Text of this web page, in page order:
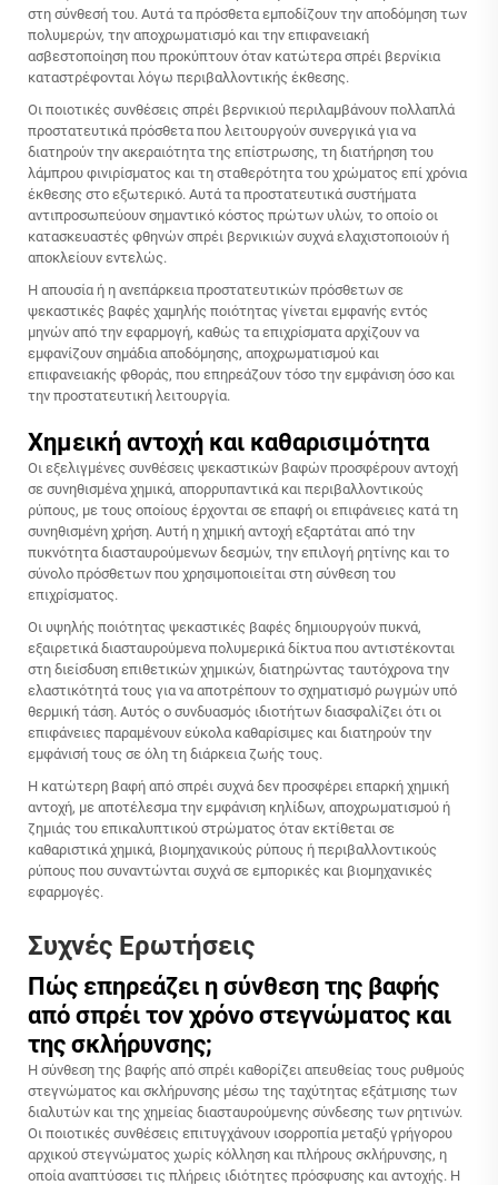
στη σύνθεσή του. Αυτά τα πρόσθετα εμποδίζουν την αποδόμηση των
πολυμερών, την αποχρωματισμό και την επιφανειακή
ασβεστοποίηση που προκύπτουν όταν κατώτερα σπρέι βερνίκια
καταστρέφονται λόγω περιβαλλοντικής έκθεσης.
Οι ποιοτικές συνθέσεις σπρέι βερνικιού περιλαμβάνουν πολλαπλά
προστατευτικά πρόσθετα που λειτουργούν συνεργικά για να
διατηρούν την ακεραιότητα της επίστρωσης, τη διατήρηση του
λάμπρου φινιρίσματος και τη σταθερότητα του χρώματος επί χρόνια
έκθεσης στο εξωτερικό. Αυτά τα προστατευτικά συστήματα
αντιπροσωπεύουν σημαντικό κόστος πρώτων υλών, το οποίο οι
κατασκευαστές φθηνών σπρέι βερνικιών συχνά ελαχιστοποιούν ή
αποκλείουν εντελώς.
Η απουσία ή η ανεπάρκεια προστατευτικών πρόσθετων σε
ψεκαστικές βαφές χαμηλής ποιότητας γίνεται εμφανής εντός
μηνών από την εφαρμογή, καθώς τα επιχρίσματα αρχίζουν να
εμφανίζουν σημάδια αποδόμησης, αποχρωματισμού και
επιφανειακής φθοράς, που επηρεάζουν τόσο την εμφάνιση όσο και
την προστατευτική λειτουργία.
Χημεική αντοχή και καθαρισιμότητα
Οι εξελιγμένες συνθέσεις ψεκαστικών βαφών προσφέρουν αντοχή
σε συνηθισμένα χημικά, απορρυπαντικά και περιβαλλοντικούς
ρύπους, με τους οποίους έρχονται σε επαφή οι επιφάνειες κατά τη
συνηθισμένη χρήση. Αυτή η χημική αντοχή εξαρτάται από την
πυκνότητα διασταυρούμενων δεσμών, την επιλογή ρητίνης και το
σύνολο πρόσθετων που χρησιμοποιείται στη σύνθεση του
επιχρίσματος.
Οι υψηλής ποιότητας ψεκαστικές βαφές δημιουργούν πυκνά,
εξαιρετικά διασταυρούμενα πολυμερικά δίκτυα που αντιστέκονται
στη διείσδυση επιθετικών χημικών, διατηρώντας ταυτόχρονα την
ελαστικότητά τους για να αποτρέπουν το σχηματισμό ρωγμών υπό
θερμική τάση. Αυτός ο συνδυασμός ιδιοτήτων διασφαλίζει ότι οι
επιφάνειες παραμένουν εύκολα καθαρίσιμες και διατηρούν την
εμφάνισή τους σε όλη τη διάρκεια ζωής τους.
Η κατώτερη βαφή από σπρέι συχνά δεν προσφέρει επαρκή χημική
αντοχή, με αποτέλεσμα την εμφάνιση κηλίδων, αποχρωματισμού ή
ζημιάς του επικαλυπτικού στρώματος όταν εκτίθεται σε
καθαριστικά χημικά, βιομηχανικούς ρύπους ή περιβαλλοντικούς
ρύπους που συναντώνται συχνά σε εμπορικές και βιομηχανικές
εφαρμογές.
Συχνές Ερωτήσεις
Πώς επηρεάζει η σύνθεση της βαφής
από σπρέι τον χρόνο στεγνώματος και
της σκλήρυνσης;
Η σύνθεση της βαφής από σπρέι καθορίζει απευθείας τους ρυθμούς
στεγνώματος και σκλήρυνσης μέσω της ταχύτητας εξάτμισης των
διαλυτών και της χημείας διασταυρούμενης σύνδεσης των ρητινών.
Οι ποιοτικές συνθέσεις επιτυγχάνουν ισορροπία μεταξύ γρήγορου
αρχικού στεγνώματος χωρίς κόλληση και πλήρους σκλήρυνσης, η
οποία αναπτύσσει τις πλήρεις ιδιότητες πρόσφυσης και αντοχής. Η